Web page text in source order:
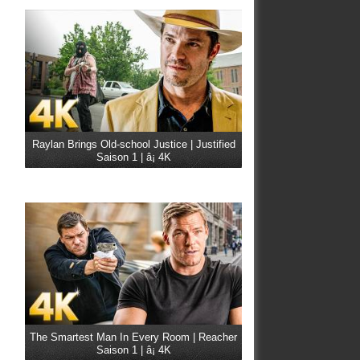
Raylan Brings Old-school Justice | Justified
Saison 1 | â¡ 4K
The Smartest Man In Every Room | Reacher
Saison 1 | â¡ 4K